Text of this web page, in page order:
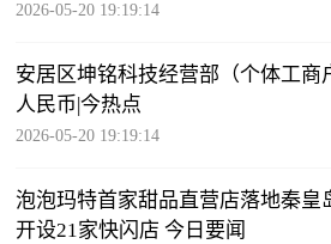
2026-05-20 19:19:14
安居区坤铭科技经营部（个体工商
人民币|今热点
2026-05-20 19:19:14
泡泡玛特首家甜品直营店落地秦皇
开设21家快闪店 今日要闻